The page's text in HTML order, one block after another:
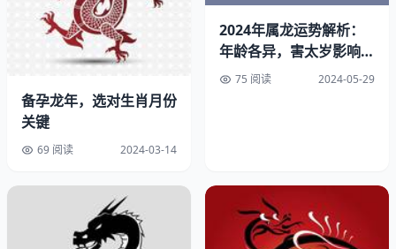
给予的信心支持与勇气鼓舞，鼓励我坚定信念，积极应对挑
战。
备孕龙年，选对生肖月份
关键
69 阅读 2024-03-14
2024年属龙运势解析：
年龄各异，害太岁影响如
何应对？
75 阅读 2024-05-29